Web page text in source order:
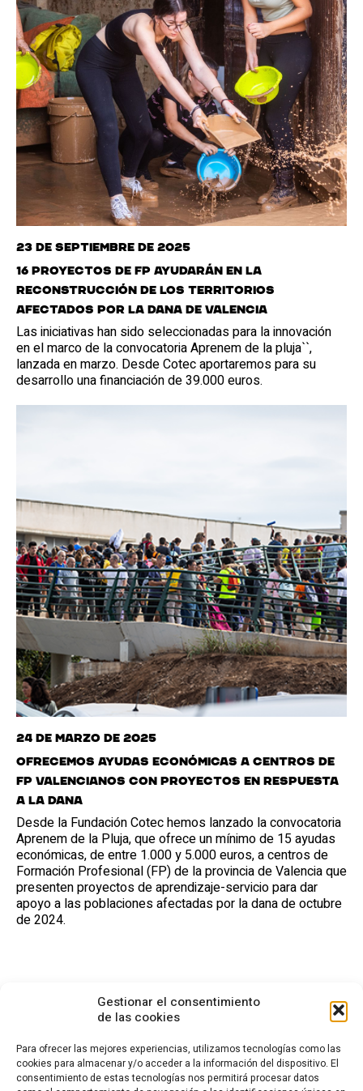
Gestionar el consentimiento
de las cookies
Para ofrecer las mejores experiencias, utilizamos tecnologías como las
cookies para almacenar y/o acceder a la información del dispositivo. El
consentimiento de estas tecnologías nos permitirá procesar datos
23 de septiembre de 2025
16 proyectos de FP ayudarán en la
reconstrucción de los territorios
afectados por la dana de valencia
Las iniciativas han sido seleccionadas para la innovación
en el marco de la convocatoria Aprenem de la pluja``,
lanzada en marzo. Desde Cotec aportaremos para su
desarrollo una financiación de 39.000 euros.
24 de marzo de 2025
Ofrecemos ayudas económicas a centros de
FP valencianos con proyectos en respuesta
a la dana
Desde la Fundación Cotec hemos lanzado la convocatoria
Aprenem de la Pluja, que ofrece un mínimo de 15 ayudas
económicas, de entre 1.000 y 5.000 euros, a centros de
Formación Profesional (FP) de la provincia de Valencia que
presenten proyectos de aprendizaje-servicio para dar
apoyo a las poblaciones afectadas por la dana de octubre
de 2024.
CONTACTO